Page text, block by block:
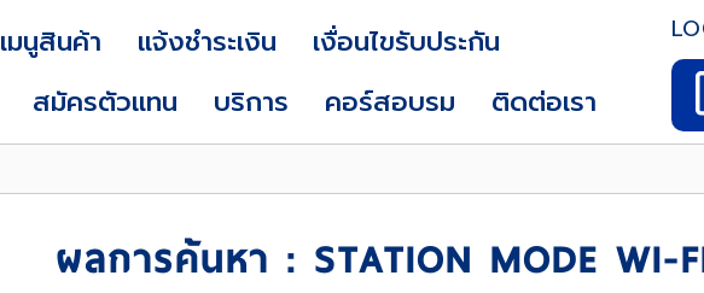
เมนูสินค้า แจ้งชำระเงิน
เงื่อนไขรับประกัน
สมัครตัวแทน บริการ คอร์สอบรม ติดต่อเรา
ผลการค้นหา : STATION MODE WI-